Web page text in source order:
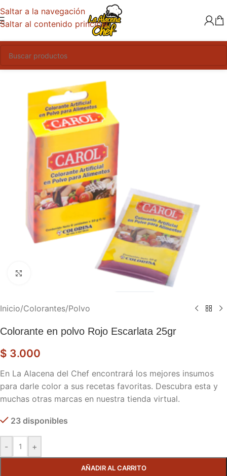
Saltar a la navegación
Saltar al contenido principal
Haga clic para ampliar
Inicio/Colorantes/Polvo
Colorante en polvo Rojo Escarlata 25gr
$ 3.000
En La Alacena del Chef encontrará los mejores insumos
para darle color a sus recetas favoritas. Descubra esta y
muchas otras marcas en nuestra tienda virtual.
23 disponibles
- +
AÑADIR AL CARRITO